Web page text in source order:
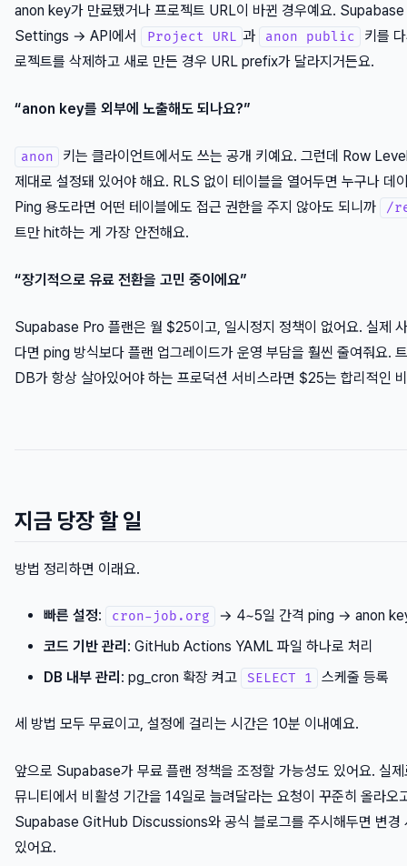
anon key가 만료됐거나 프로젝트 URL이 바뀐 경우예요.
Settings → API에서
Project URL 과 anon public
키를
로젝트를 삭제하고 새로 만든 경우 URL prefix가 달라지거든요.
“anon key를 외부에 노출해도 되나요?”
anon
키는 클라이언트에서도 쓰는 공개 키예요. 그런데 Row
제대로 설정돼 있어야 해요. RLS 없이 테이블을 열어두면 누구나 데
Ping 용도라면 어떤 테이블에도 접근 권한을 주지 않아도 되니까
/
트만 hit하는 게 가장 안전해요.
“장기적으로 유료 전환을 고민 중이에요”
Supabase Pro 플랜은 월 $25이고, 일시정지 정책이 없어요. 실제
다면 ping 방식보다 플랜 업그레이드가 운영 부담을 훨씬 줄여줘요.
DB가 항상 살아있어야 하는 프로덕션 서비스라면 $25는 합리적인
지금 당장 할 일
방법 정리하면 이래요.
빠른 설정: cron-job.org
→ 4~5일 간격 ping → anon
코드 기반 관리 : GitHub Actions YAML 파일 하나로 처리
DB 내부 관리 : pg_cron 확장 켜고 SELECT 1 스케줄 등록
세 방법 모두 무료이고, 설정에 걸리는 시간은 10분 이내예요.
앞으로 Supabase가 무료 플랜 정책을 조정할 가능성도 있어요. 실
뮤니티에서 비활성 기간을 14일로 늘려달라는 요청이 꾸준히 올라오
Supabase GitHub Discussions와 공식 블로그를 주시해두면 변경
있어요.